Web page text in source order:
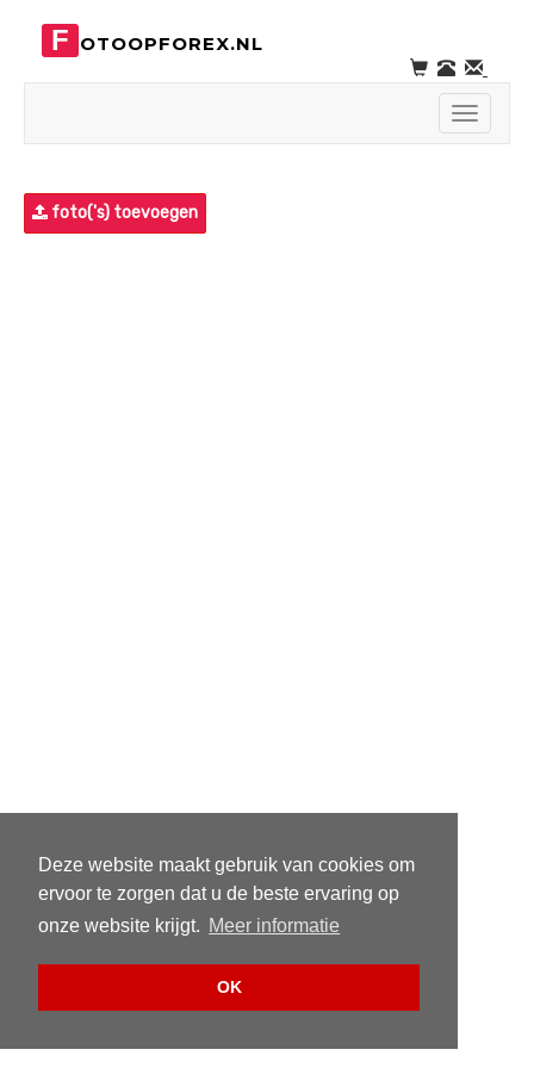
Deze website maakt gebruik van cookies om
ervoor te zorgen dat u de beste ervaring op
onze website krijgt. Meer informatie
OK
F OTOOPFOREX.NL
Toggle
foto('s) toevoegen